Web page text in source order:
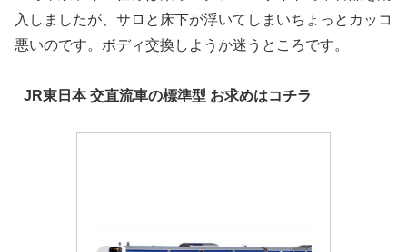
入しましたが、サロと床下が浮いてしまいちょっとカッコ
悪いのです。ボディ交換しようか迷うところです。
JR東日本 交直流車の標準型 お求めはコチラ